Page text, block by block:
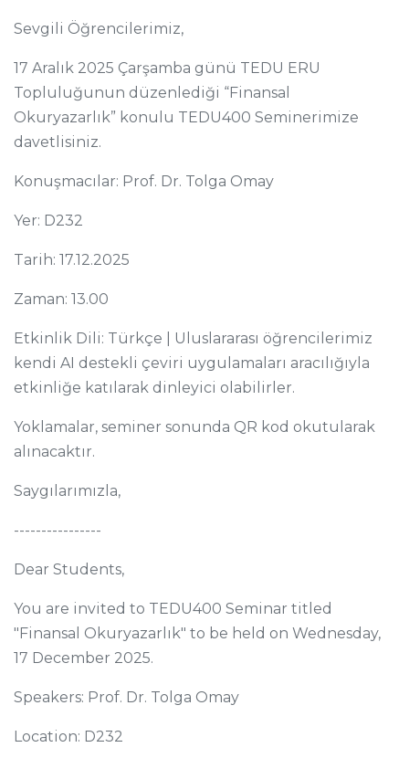
Sevgili Öğrencilerimiz,
17 Aralık 2025 Çarşamba günü TEDU ERU
Topluluğunun düzenlediği “Finansal
Okuryazarlık” konulu TEDU400 Seminerimize
davetlisiniz.
Konuşmacılar: Prof. Dr. Tolga Omay
Yer: D232
Tarih: 17.12.2025
Zaman: 13.00
Etkinlik Dili: Türkçe | Uluslararası öğrencilerimiz
kendi AI destekli çeviri uygulamaları aracılığıyla
etkinliğe katılarak dinleyici olabilirler.
Yoklamalar, seminer sonunda QR kod okutularak
alınacaktır.
Saygılarımızla,
----------------
Dear Students,
You are invited to TEDU400 Seminar titled
"Finansal Okuryazarlık" to be held on Wednesday,
17 December 2025.
Speakers: Prof. Dr. Tolga Omay
Location: D232